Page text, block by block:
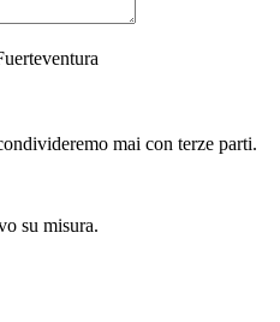
mai con terze parti.
su misura.